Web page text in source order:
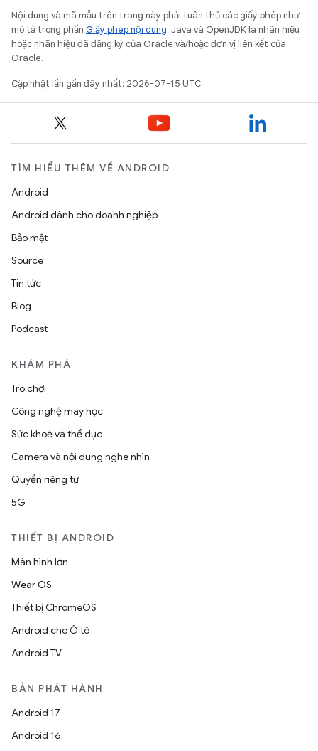
Nội dung và mã mẫu trên trang này phải tuân thủ các giấy phép như
mô tả trong phần Giấy phép nội dung. Java và OpenJDK là nhãn hiệu
hoặc nhãn hiệu đã đăng ký của Oracle và/hoặc đơn vị liên kết của
Oracle.
Cập nhật lần gần đây nhất: 2026-07-15 UTC.
TÌM HIỂU THÊM VỀ ANDROID
Android
Android dành cho doanh nghiệp
Bảo mật
Source
Tin tức
Blog
Podcast
KHÁM PHÁ
Trò chơi
Công nghệ máy học
Sức khoẻ và thể dục
Camera và nội dung nghe nhìn
Quyền riêng tư
5G
THIẾT BỊ ANDROID
Màn hình lớn
Wear OS
Thiết bị ChromeOS
Android cho Ô tô
Android TV
BẢN PHÁT HÀNH
Android 17
Android 16